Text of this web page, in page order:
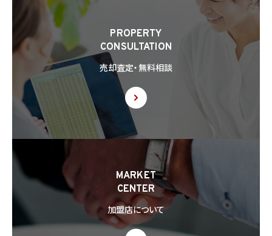
(1) 利用目的の達成に必要な範囲内において個人情報の取扱いの全部又は一部を委託
することに伴って個人情報を提供する場合
(2) 合併その他の事由による事業の承継に伴って個人情報が提供される場合
(3) 第9項の定めに基づき共同利用する場合
8.2 第8.1項の定めにかかわらず、当社は、第4.1項各号のいずれかに該当する場合を除く
ほか、外国（個人情報保護法第28条に基づき個人情報保護委員会規則で指定される国
を除きます。）にある第三者（個人情報保護法第28条に基づき個人情報保護委員会規則
で指定される基準に適合する体制を整備している者を除きます。）に個人情報を提供する
場合には、あらかじめ外国にある第三者への提供を認める旨の本人の同意を得るもの
とします。
8.3 第8.2項に基づき外国にある第三者への提供につき本人の同意を得る場合、以下の
事項について本人に情報を提供するものとします。但し、第1号の事項が特定できない場
合、第1号及び第2号の事項に代えて、第1号の事項が特定できない旨及びその理由、並び
に当該事項に代わる本人に参考となるべき情報があれば当該情報を提供するものとし
ます。
(1) 当該外国の名称
(2) 当該外国における個人情報の保護に関する制度に関する情報
(3) 当該第三者が講じる個人情報の保護のための措置に関する情報（当該情報を提供
できない場合は、その旨及びその理由）
PROPERTY
CONSULTATION
売却査定・無料相談
MARKET
CENTER
加盟店について